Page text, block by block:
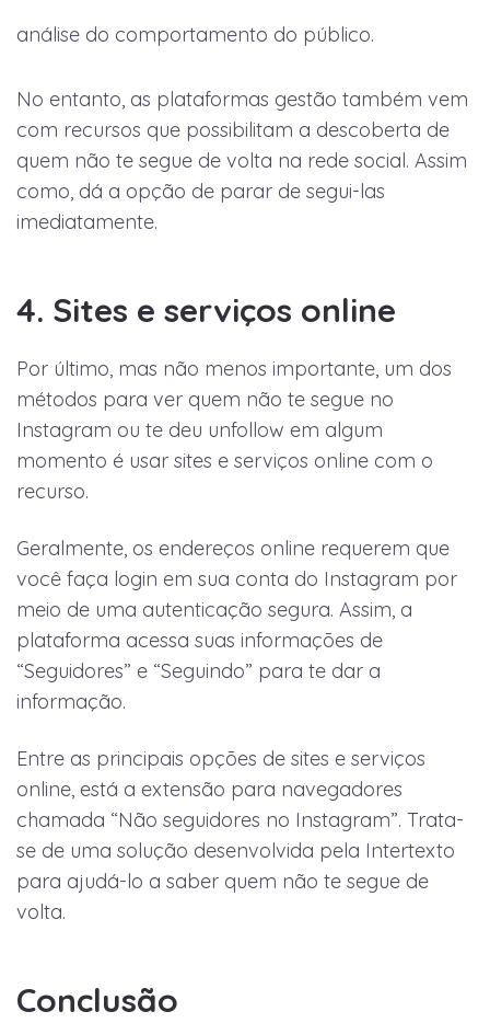
análise do comportamento do público.
No entanto, as plataformas gestão também vem
com recursos que possibilitam a descoberta de
quem não te segue de volta na rede social. Assim
como, dá a opção de parar de segui-las
imediatamente.
4. Sites e serviços online
Por último, mas não menos importante, um dos
métodos para ver quem não te segue no
Instagram ou te deu unfollow em algum
momento é usar sites e serviços online com o
recurso.
Geralmente, os endereços online requerem que
você faça login em sua conta do Instagram por
meio de uma autenticação segura. Assim, a
plataforma acessa suas informações de
“Seguidores” e “Seguindo” para te dar a
informação.
Entre as principais opções de sites e serviços
online, está a extensão para navegadores
chamada “Não seguidores no Instagram”. Trata-
se de uma solução desenvolvida pela Intertexto
para ajudá-lo a saber quem não te segue de
volta.
Conclusão